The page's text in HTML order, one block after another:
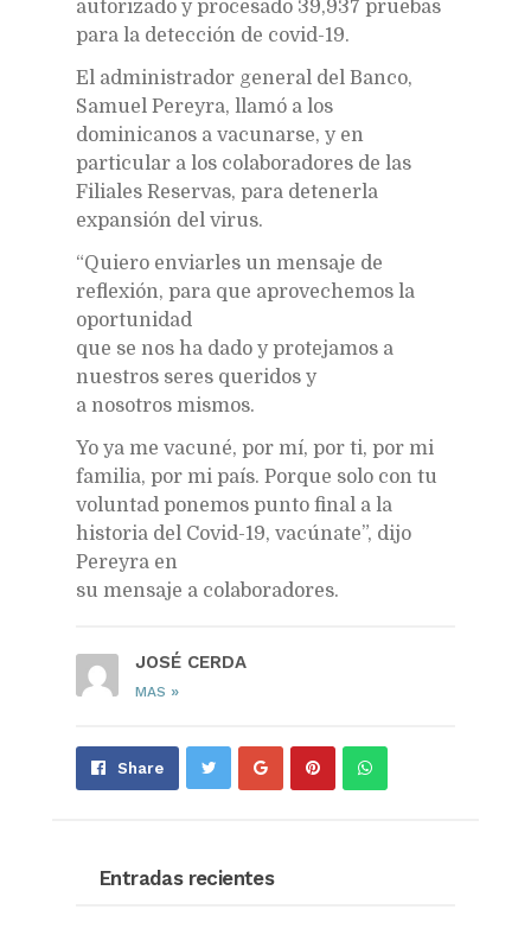
autorizado y procesado 39,937 pruebas
para la detección de covid-19.
El administrador general del Banco,
Samuel Pereyra, llamó a los
dominicanos a vacunarse, y en
particular a los colaboradores de las
Filiales Reservas, para detenerla
expansión del virus.
“Quiero enviarles un mensaje de
reflexión, para que aprovechemos la
oportunidad
que se nos ha dado y protejamos a
nuestros seres queridos y
a nosotros mismos.
Yo ya me vacuné, por mí, por ti, por mi
familia, por mi país. Porque solo con tu
voluntad ponemos punto final a la
historia del Covid-19, vacúnate”, dijo
Pereyra en
su mensaje a colaboradores.
JOSÉ CERDA
MAS »
Share Share Pin Send
Entradas recientes